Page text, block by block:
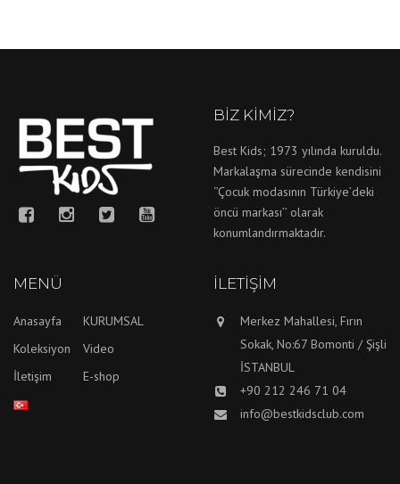
BIZ KIMIZ?
Best Kids; 1973 yılında kuruldu.
Markalaşma sürecinde kendisini
‘’Çocuk modasının Türkiye’deki
öncü markası’’ olarak
konumlandırmaktadır.
MENÜ
Anasayfa
KURUMSAL
Koleksiyon
Video
İletişim
E-shop
İLETIŞIM
Merkez Mahallesi, Fırın
Sokak, No:67 Bomonti / Şişli
İSTANBUL
+90 212 246 71 04
info@bestkidsclub.com